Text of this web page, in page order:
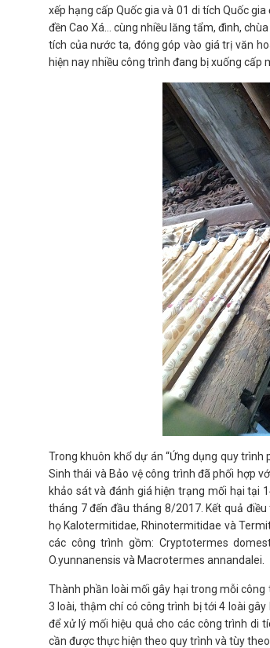
xếp hạng cấp Quốc gia và 01 di tích Quốc gia
đền Cao Xá… cùng nhiều lăng tẩm, đình,
tích của nước ta, đóng góp vào giá trị văn
hiện nay nhiều công trình đang bị xuống
Trong khuôn khổ dự án “Ứng dụng quy
Sinh thái và Bảo vệ công trình đã phối hợp
khảo sát và đánh giá hiện trạng mối hại tại
tháng 7 đến đầu tháng 8/2017. Kết quả
họ Kalotermitidae, Rhinotermitidae và
các công trình gồm: Cryptotermes
O.yunnanensis và Macrotermes annandalei.
Thành phần loài mối gây hại trong mỗi
3 loài, thậm chí có công trình bị tới 4 loài
để xử lý mối hiệu quả cho các công trình di
cần được thực hiện theo quy trình và tùy